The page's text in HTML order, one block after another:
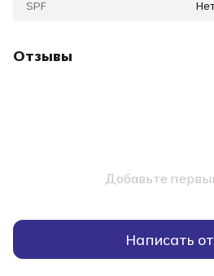
SPF
Отзывы
Добавьте
Написать